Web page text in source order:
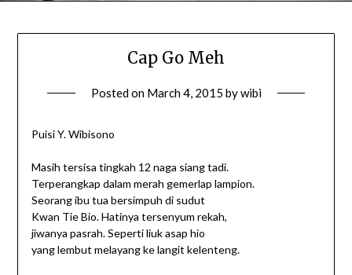
Cap Go Meh
Posted on March 4, 2015 bywibi
Puisi Y. Wibisono
Masih tersisa tingkah 12 naga siang tadi.
Terperangkap dalam merah gemerlap lampion.
Seorang ibu tua bersimpuh di sudut
Kwan Tie Bio. Hatinya tersenyum rekah,
jiwanya pasrah. Seperti liuk asap hio
yang lembut melayang ke langit kelenteng.